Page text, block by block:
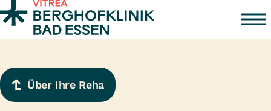
Zum Inhalt springen
Über Ihre Reha